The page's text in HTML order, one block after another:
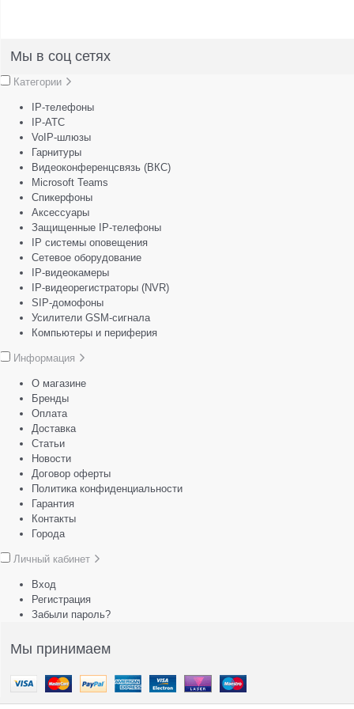
Мы в соц сетях
Категории
IP-телефоны
IP-АТС
VoIP-шлюзы
Гарнитуры
Видеоконференцсвязь (ВКС)
Microsoft Teams
Спикерфоны
Аксессуары
Защищенные IP-телефоны
IP системы оповещения
Сетевое оборудование
IP-видеокамеры
IP-видеорегистраторы (NVR)
SIP-домофоны
Усилители GSM-сигнала
Компьютеры и периферия
Информация
О магазине
Бренды
Оплата
Доставка
Статьи
Новости
Договор оферты
Политика конфиденциальности
Гарантия
Контакты
Города
Личный кабинет
Вход
Регистрация
Забыли пароль?
Мы принимаем